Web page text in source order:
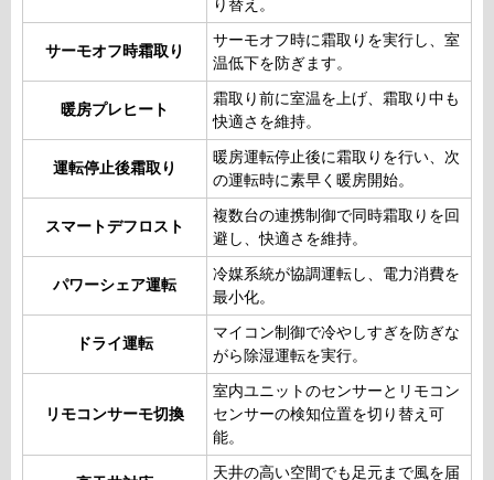
り替え。
サーモオフ時霜取り
サーモオフ時に霜取りを実行し、室
温低下を防ぎます。
暖房プレヒート
霜取り前に室温を上げ、霜取り中も
快適さを維持。
運転停止後霜取り
暖房運転停止後に霜取りを行い、次
の運転時に素早く暖房開始。
スマートデフロスト
複数台の連携制御で同時霜取りを回
避し、快適さを維持。
パワーシェア運転
冷媒系統が協調運転し、電力消費を
最小化。
ドライ運転
マイコン制御で冷やしすぎを防ぎな
がら除湿運転を実行。
リモコンサーモ切換
室内ユニットのセンサーとリモコン
センサーの検知位置を切り替え可
能。
天井の高い空間でも足元まで風を届